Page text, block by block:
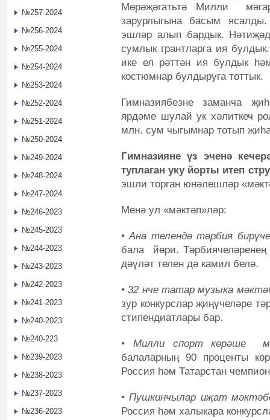
Мөрәҗәгатьтә Милли
зарурлыгына басым
эшләр алып бардык.
сумлык грантларга ия
ике ел рәттән ия булдык
костюмнар булдыруга тоттык.
Гимназиябезне заманча
ярдәме шулай ук хәлиткеч
млн. сум чыгымнар тотып
Гимназияне үз эченә
туплаган уку йорты итеп
эшли торган юнәлешләр
Менә ул «мәктәп»ләр:
• Ана телендә тәрбия
бала йөри.
дәүләт телен дә камил белә.
• 32 нче татар музыка
зур конкурслар җиңүчеләре
стипендиатлары бар.
• Милли спорт көрәше
балаларның 90 проценты
Россия һәм Татарстан
• Пушкинчылар иҗат
Россия һәм халыкара
№257-2024
№256-2024
№255-2024
№254-2024
№253-2024
№252-2024
№251-2024
№250-2024
№249-2024
№248-2024
№247-2024
№246-2023
№245-2023
№244-2023
№243-2023
№242-2023
№241-2023
№240-2023
№240-223
№239-2023
№238-2023
№237-2023
№236-2023